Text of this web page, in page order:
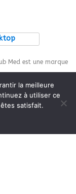
Med est une marque
la meilleure
à utiliser ce
satisfait.